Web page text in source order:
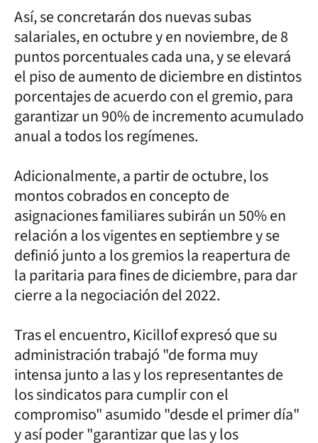
Así, se concretarán dos nuevas subas
salariales, en octubre y en noviembre, de 8
puntos porcentuales cada una, y se elevará
el piso de aumento de diciembre en distintos
porcentajes de acuerdo con el gremio, para
garantizar un 90% de incremento acumulado
anual a todos los regímenes.
Adicionalmente, a partir de octubre, los
montos cobrados en concepto de
asignaciones familiares subirán un 50% en
relación a los vigentes en septiembre y se
definió junto a los gremios la reapertura de
la paritaria para fines de diciembre, para dar
cierre a la negociación del 2022.
Tras el encuentro, Kicillof expresó que su
administración trabajó "de forma muy
intensa junto a las y los representantes de
los sindicatos para cumplir con el
compromiso" asumido "desde el primer día"
y así poder "garantizar que las y los